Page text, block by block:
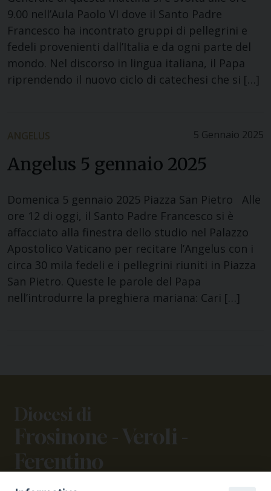
9.00 nell’Aula Paolo VI dove il Santo Padre
Francesco ha incontrato gruppi di pellegrini e
fedeli provenienti dall’Italia e da ogni parte del
mondo. Nel discorso in lingua italiana, il Papa
riprendendo il nuovo ciclo di catechesi che si […]
5 Gennaio 2025
ANGELUS
Angelus 5 gennaio 2025
Domenica 5 gennaio 2025 Piazza San Pietro Alle
ore 12 di oggi, il Santo Padre Francesco si è
affacciato alla finestra dello studio nel Palazzo
Apostolico Vaticano per recitare l’Angelus con i
circa 30 mila fedeli e i pellegrini riuniti in Piazza
San Pietro. Queste le parole del Papa
nell’introdurre la preghiera mariana: Cari […]
Diocesi di
Frosinone - Veroli -
Ferentino